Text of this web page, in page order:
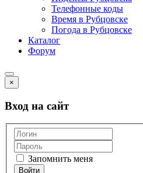
Телефонные коды
Время в Рубцовске
Погода в Рубцовске
Каталог
Форум
×
Вход на сайт
Запомнить меня